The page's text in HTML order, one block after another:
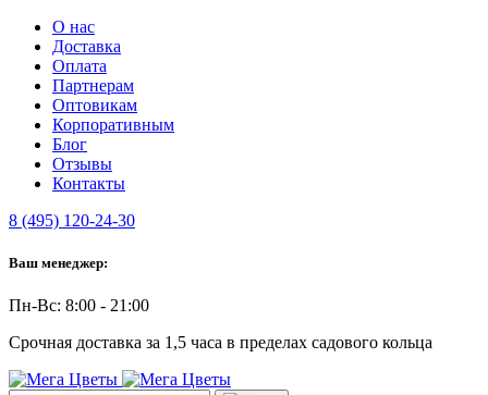
О нас
Доставка
Оплата
Партнерам
Оптовикам
Корпоративным
Блог
Отзывы
Контакты
8 (495) 120-24-30
Ваш менеджер:
Пн-Вс: 8:00 - 21:00
Срочная доставка за 1,5 часа в пределах садового кольца